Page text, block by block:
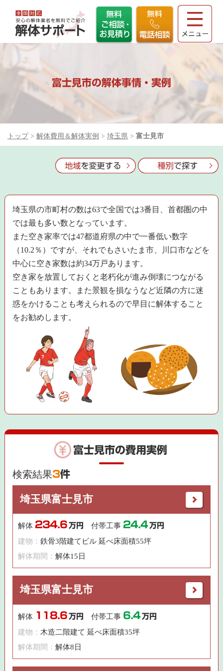
富士見市の解体事情・実例
トップ > 解体費用＆解体実例 > 埼玉県 > 富士見市
埼玉県の市町村の数は63で全国では3番目、首都圏の中
では最も多い数となっています。
また空き家率では47都道府県の中で一番低い数字
（10.2％）ですが、それでもさいたま市、川口市などを
中心に空き家数は約34万戸あります。
空き家を放置しておくと老朽化が進み倒壊につながる
こともあります。また景観を損なうなど近隣の方に迷
惑をかけることも考えられるので早目に解体すること
をお勧めします。
富士見市の費用実例
検索結果3件
埼玉県富士見市
解体 234.6 万円 付帯工事 24.4 万円
建物：鉄骨3階建てビル 延べ床面積55坪
解体期間：解体15日
埼玉県富士見市
解体 118.6 万円 付帯工事 6.4 万円
建物： 木造二階建て 延べ床面積35坪
解体期間：解体8日